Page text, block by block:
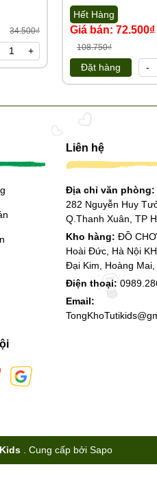
34.500₫
+
Hết Hàng
Giá bán: 72.500₫
108.750₫
Đặt hàng -
Liên hệ
Địa chỉ văn phòng:
282 Nguyễn Huy
Q.Thanh Xuân, TP
Kho hàng: ĐỒ
Hoài Đức, Hà Nội
Đại Kim, Hoàng Mai,
Điện thoại:
Email:
Cung cấp bởi Sapo